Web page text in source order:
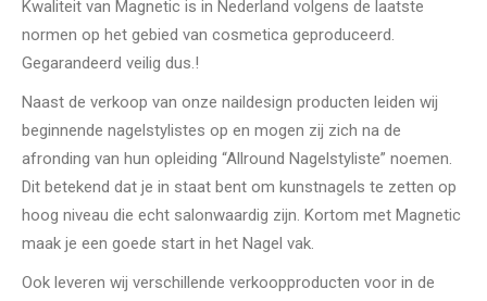
Kwaliteit van Magnetic is in Nederland volgens de laatste
normen op het gebied van cosmetica geproduceerd.
Gegarandeerd veilig dus.!
Naast de verkoop van onze naildesign producten leiden wij
beginnende nagelstylistes op en mogen zij zich na de
afronding van hun opleiding “Allround Nagelstyliste” noemen.
Dit betekend dat je in staat bent om kunstnagels te zetten op
hoog niveau die echt salonwaardig zijn. Kortom met Magnetic
maak je een goede start in het Nagel vak.
Ook leveren wij verschillende verkoopproducten voor in de